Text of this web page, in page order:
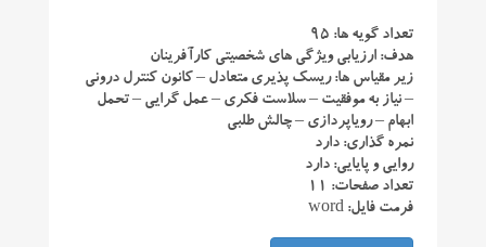
تعداد گویه ها: ۹۵
هدف: ارزیابی ویژگی های شخصیتی کارآفرینان
زیر مقیاس ها: ریسک پذیری متعادل – کانون کنترل درونی
– نیاز به موفقیت – سلاست فکری – عمل گرایی – تحمل
ابهام – رویاپردازی – چالش طلبی
نمره گذاری: دارد
روایی و پایایی: دارد
تعداد صفحات: ۱۱
فرمت فایل: word